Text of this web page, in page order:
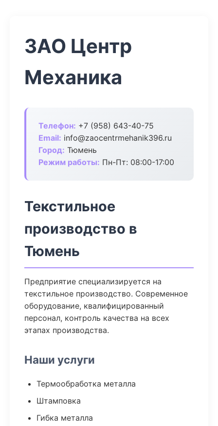
ЗАО Центр
Механика
Телефон: +7 (958) 643-40-75
Email: info@zaocentrmehanik396.ru
Город: Тюмень
Режим работы: Пн-Пт: 08:00-17:00
Текстильное
производство в
Тюмень
Предприятие специализируется на
текстильное производство. Современное
оборудование, квалифицированный
персонал, контроль качества на всех
этапах производства.
Наши услуги
Термообработка металла
Штамповка
Гибка металла